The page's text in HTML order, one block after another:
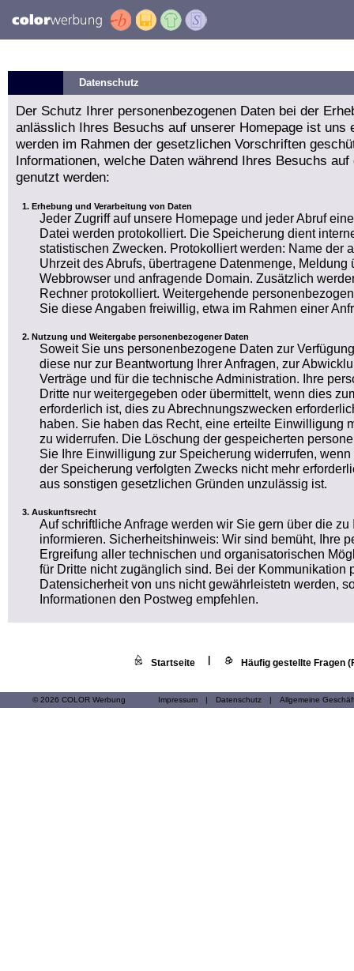
Datenschutz
Der Schutz Ihrer personenbezogenen Daten bei der
anlässlich Ihres Besuchs auf unserer Homepage ist uns
werden im Rahmen der gesetzlichen Vorschriften
Informationen, welche Daten während Ihres Besuchs
genutzt werden:
Erhebung und Verarbeitung von Daten
Jeder Zugriff auf unsere Homepage und jeder Abruf
Datei werden protokolliert. Die Speicherung dient
statistischen Zwecken. Protokolliert werden: Name der
Uhrzeit des Abrufs, übertragene Datenmenge, Meldung
Webbrowser und anfragende Domain. Zusätzlich
Rechner protokolliert. Weitergehende
Sie diese Angaben freiwillig, etwa im Rahmen einer
Nutzung und Weitergabe personenbezogener Daten
Soweit Sie uns personenbezogene Daten zur
diese nur zur Beantwortung Ihrer Anfragen, zur
Verträge und für die technische Administration. Ihre
Dritte nur weitergegeben oder übermittelt, wenn dies
erforderlich ist, dies zu Abrechnungszwecken
haben. Sie haben das Recht, eine erteilte Einwilligung
zu widerrufen. Die Löschung der gespeicherten
Sie Ihre Einwilligung zur Speicherung widerrufen,
der Speicherung verfolgten Zwecks nicht mehr
aus sonstigen gesetzlichen Gründen unzulässig ist.
Auskunftsrecht
Auf schriftliche Anfrage werden wir Sie gern über die
informieren. Sicherheitshinweis: Wir sind bemüht, Ihre
Ergreifung aller technischen und organisatorischen
für Dritte nicht zugänglich sind. Bei der Kommunikation
Datensicherheit von uns nicht gewährleistetn werden,
Informationen den Postweg empfehlen.
Startseite Häufig gestellte Fragen
© 2026 COLOR Werbung Impressum | Datenschutz | Allgemeine